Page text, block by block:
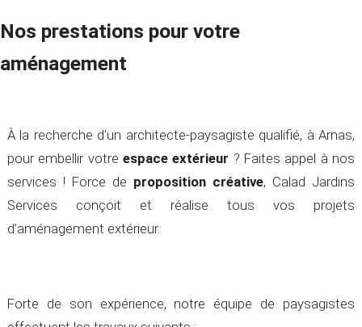
Nos prestations pour votre
aménagement
À la recherche d’un architecte-paysagiste qualifié, à Arnas,
pour embellir votre espace extérieur ? Faites appel à nos
services ! Force de proposition créative, Calad Jardins
Services conçoit et réalise tous vos projets
d’aménagement extérieur.
Forte de son expérience, notre équipe de paysagistes